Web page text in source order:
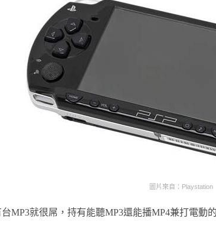
圖片來自：Playstation
台MP3就很屌，持有能聽MP3還能播MP4兼打電動